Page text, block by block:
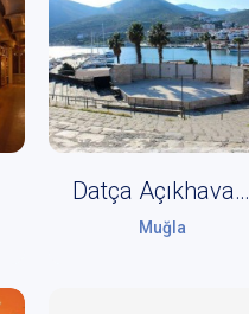
Datça Açıkhava Tiyatrosu
Muğla